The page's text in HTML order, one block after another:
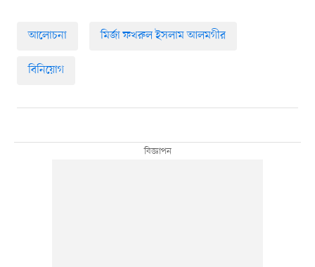
আলোচনা মির্জা ফখরুল ইসলাম আলমগীর
বিনিয়োগ